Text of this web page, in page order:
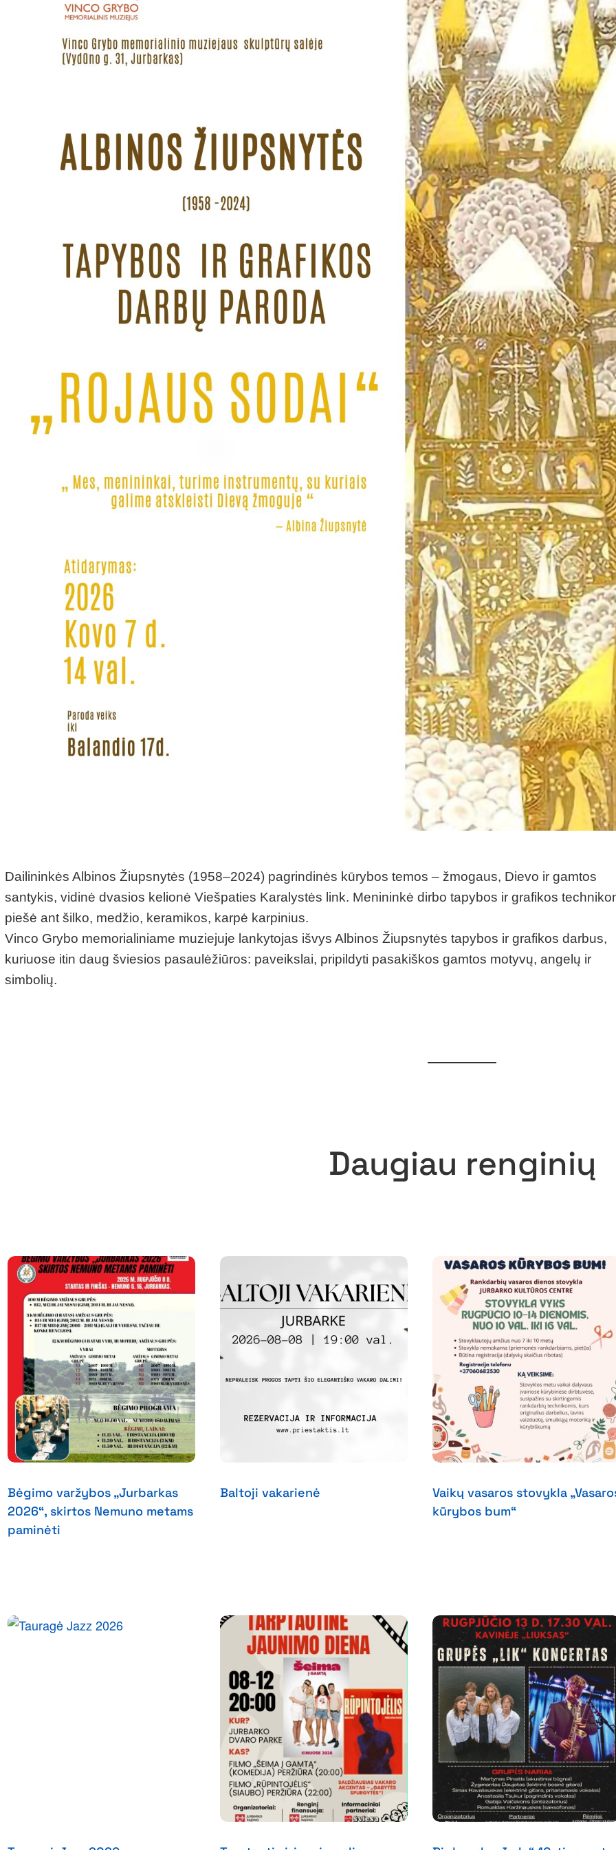
Dailininkės Albinos Žiupsnytės (1958–2024) pagrindinės kūrybos temos – žmogaus, Dievo ir gamtos
santykis, vidinė dvasios kelionė Viešpaties Karalystės link. Menininkė dirbo tapybos ir grafikos
piešė ant šilko, medžio, keramikos, karpė karpinius.
Vinco Grybo memorialiniame muziejuje lankytojas išvys Albinos Žiupsnytės tapybos ir grafikos darbus,
kuriuose itin daug šviesios pasaulėžiūros: paveikslai, pripildyti pasakiškos gamtos motyvų, angelų ir
simbolių.
Daugiau renginių
Bėgimo varžybos „Jurbarkas
2026“, skirtos Nemuno metams
paminėti
Baltoji vakarienė
Vaikų vasaros stovykla
kūrybos bum“